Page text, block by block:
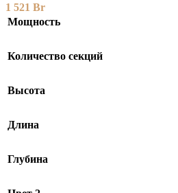
1 521 Br
Мощность
Количество секций
Высота
Длина
Глубина